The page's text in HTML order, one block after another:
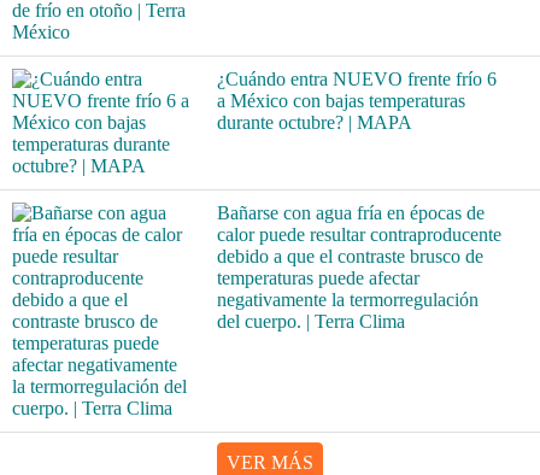
¿Cuándo entra NUEVO frente frío 6
a México con bajas temperaturas
durante octubre? | MAPA
Bañarse con agua fría en épocas de
calor puede resultar contraproducente
debido a que el contraste brusco de
temperaturas puede afectar
negativamente la termorregulación
del cuerpo. | Terra Clima
VER MÁS